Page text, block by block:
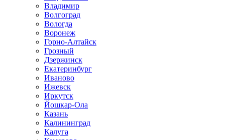
Владимир
Волгоград
Вологда
Воронеж
Горно-Алтайск
Грозный
Дзержинск
Екатеринбург
Иваново
Ижевск
Иркутск
Йошкар-Ола
Казань
Калининград
Калуга